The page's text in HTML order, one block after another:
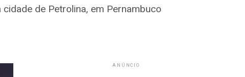
de Petrolina, em Pernambuco
ANÚNCIO